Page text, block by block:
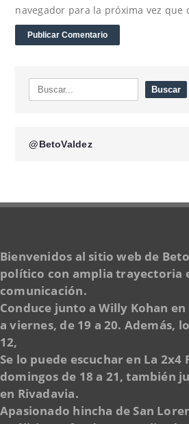
navegador para la próxima vez que
@BetoValdez
Bienvenidos al sitio web de
político con amplia trayectoria
comunicación.
Conduce junto a Willy Kohan
a viernes, de 19 a 20. Además,
12,
Se lo puede escuchar en La 2x4
domingos de 18 a 21, también
en Rivadavia.
Apasionado hincha de San